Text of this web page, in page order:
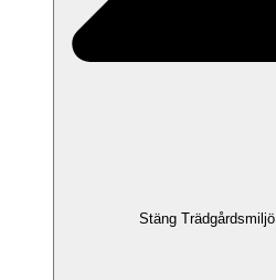
Stäng Trädgårdsmiljö